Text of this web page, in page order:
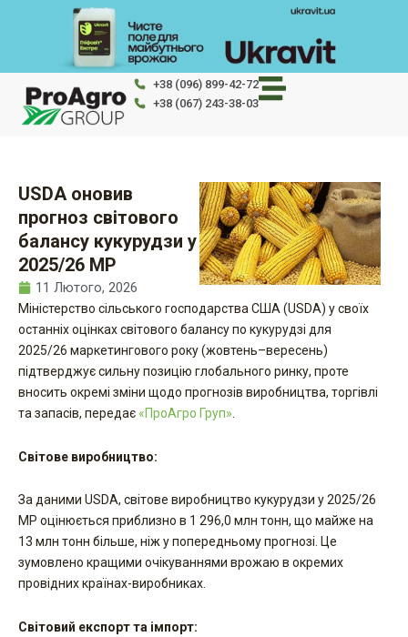
+38 (096) 899-42-72
+38 (067) 243-38-03
USDA оновив
прогноз світового
балансу кукурудзи у
2025/26 МР
11 Лютого, 2026
Міністерство сільського господарства США (USDA) у своїх
останніх оцінках світового балансу по кукурудзі для
2025/26 маркетингового року (жовтень–вересень)
підтверджує сильну позицію глобального ринку, проте
вносить окремі зміни щодо прогнозів виробництва, торгівлі
та запасів, передає «ПроАгро Груп»
Світове виробництво:
За даними USDA, світове виробництво кукурудзи у 2025/26
МР оцінюється приблизно в 1 296,0 млн тонн, що майже на
13 млн тонн більше, ніж у попередньому прогнозі. Це
зумовлено кращими очікуваннями врожаю в окремих
провідних країнах-виробниках.
Світовий експорт та імпорт: